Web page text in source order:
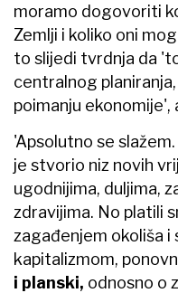
moramo dogovoriti
Zemlji i koliko oni
to slijedi tvrdnja da
centralnog
poimanju ekonomije',
'Apsolutno se
je stvorio niz novih
ugodnijima, duljima,
zdravijima. No platili
zagađenjem okoliša i
kapitalizmom,
i planski, odnosno o